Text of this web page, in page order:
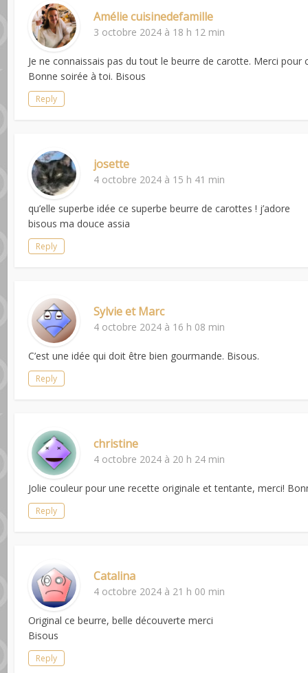
Amélie cuisinedefamille
3 octobre 2024 à 18 h 12 min
Je ne connaissais pas du tout le beurre de carotte. Merci pour
Bonne soirée à toi. Bisous
Reply
josette
4 octobre 2024 à 15 h 41 min
qu’elle superbe idée ce superbe beurre de carottes ! j’adore
bisous ma douce assia
Reply
Sylvie et Marc
4 octobre 2024 à 16 h 08 min
C’est une idée qui doit être bien gourmande. Bisous.
Reply
christine
4 octobre 2024 à 20 h 24 min
Jolie couleur pour une recette originale et tentante, merci!
Reply
Catalina
4 octobre 2024 à 21 h 00 min
Original ce beurre, belle découverte merci
Bisous
Reply